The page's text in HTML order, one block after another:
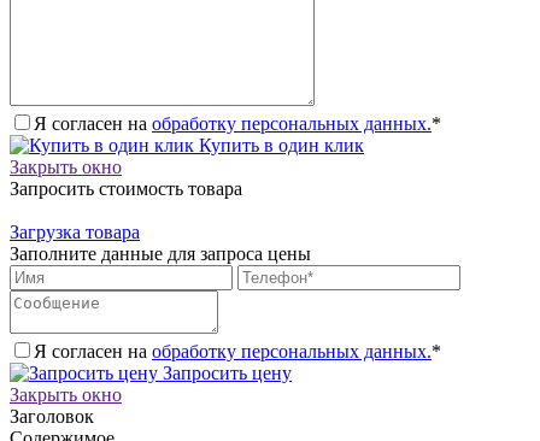
Я согласен на обработку персональных данных.*
Купить в один клик
Закрыть окно
Запросить стоимость товара
Загрузка товара
Заполните данные для запроса цены
Я согласен на обработку персональных данных.*
Запросить цену
Закрыть окно
Заголовок